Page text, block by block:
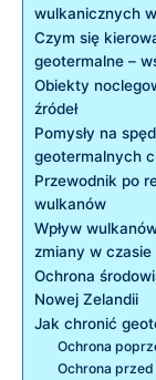
wulkanicznych
Czym się
geotermalne –
Obiekty
źródeł
Pomysły na
geotermalnych
Przewodnik po
wulkanów
Wpływ
zmiany w czasie
Ochrona
Nowej Zelandii
Jak chronić
Ochrona
Ochrona